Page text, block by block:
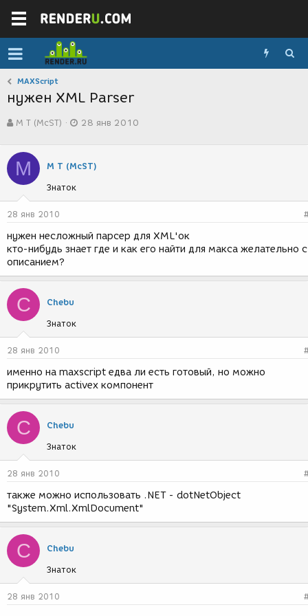
MAXScript
нужен XML Parser
в
о
р
т
е
м
ы
М Т (McST)
а
с
д
и
я
28 янв 2010
М М Т (McST)
Знаток
28 янв 2010
нужен несложный парсер для XML'ок
кто-нибудь знает где и как его найти для макса желательно с
описанием?
C Chebu
Знаток
28 янв 2010
именно на maxscript едва ли есть готовый, но можно
прикрутить activex компонент
C Chebu
Знаток
28 янв 2010
также можно использовать .NET - dotNetObject
"System.Xml.XmlDocument"
C Chebu
Знаток
28 янв 2010